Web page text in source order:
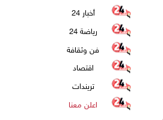
أخبار 24
رياضة 24
فن وثقافة
اقتصاد
تريندات
اعلن معنا